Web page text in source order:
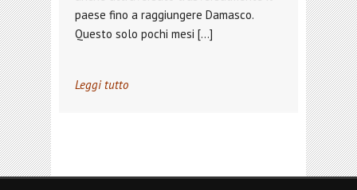
paese fino a raggiungere Damasco.
Questo solo pochi mesi […]
Leggi tutto